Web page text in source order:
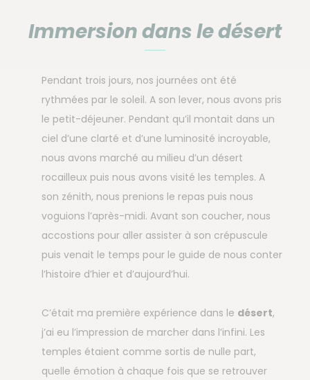
Immersion dans le désert
Pendant trois jours, nos journées ont été
rythmées par le soleil. A son lever, nous avons pris
le petit-déjeuner. Pendant qu’il montait dans un
ciel d’une clarté et d’une luminosité incroyable,
nous avons marché au milieu d’un désert
rocailleux puis nous avons visité les temples. A
son zénith, nous prenions le repas puis nous
voguions l’après-midi. Avant son coucher, nous
accostions pour aller assister à son crépuscule
puis venait le temps pour le guide de nous conter
l’histoire d’hier et d’aujourd’hui.
C’était ma première expérience dans le désert,
j’ai eu l’impression de marcher dans l’infini. Les
temples étaient comme sortis de nulle part,
quelle émotion à chaque fois que se retrouver